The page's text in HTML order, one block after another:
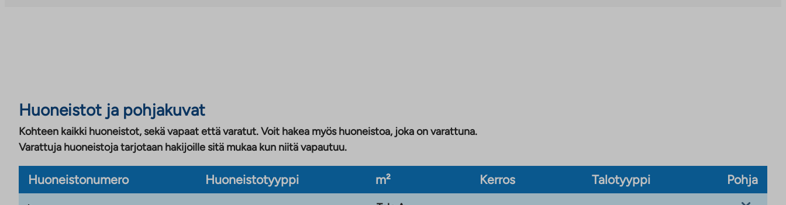
Huoneistot ja pohjakuvat
Kohteen kaikki huoneistot, sekä vapaat että varatut. Voit hakea myös huoneistoa, joka on varattuna.
Varattuja huoneistoja tarjotaan hakijoille sitä mukaa kun niitä vapautuu.
Huoneistonumero Huoneistotyyppi m² Kerros Talotyyppi Pohja